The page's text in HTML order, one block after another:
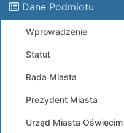
Dane Podmiotu
Wprowadzenie
Statut
Rada Miasta
Prezydent Miasta
Urząd Miasta Oświęcim